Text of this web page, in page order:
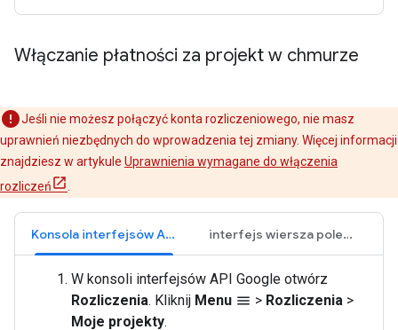
Włączanie płatności za projekt w chmurze
Jeśli nie możesz połączyć konta rozliczeniowego, nie masz
uprawnień niezbędnych do wprowadzenia tej zmiany. Więcej informacji
znajdziesz w artykule Uprawnienia wymagane do włączenia
rozliczeń
.
Konsola interfejsów API Google interfejs wiersza poleceń gcloud
W konsoli interfejsów API Google otwórz
Rozliczenia. Kliknij Menu menu > Rozliczenia >
Moje projekty.